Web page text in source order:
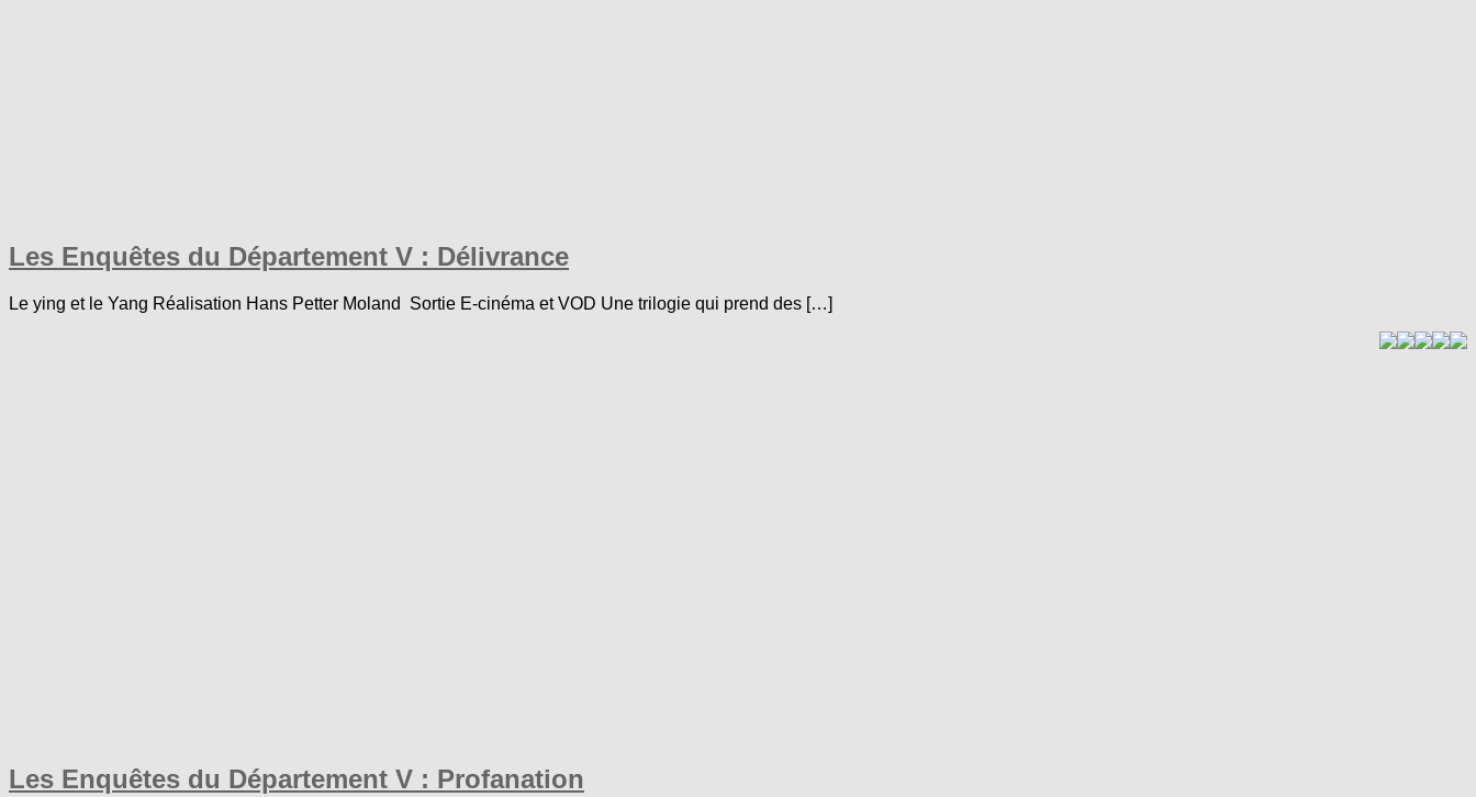
Les Enquêtes du Département V : Délivrance
Le ying et le Yang Réalisation Hans Petter Moland Sortie E-cinéma et VOD Une trilogie qui prend des […]
Les Enquêtes du Département V : Profanation